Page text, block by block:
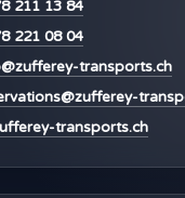
211 13 84
221 08 04
transports.ch
transports.ch